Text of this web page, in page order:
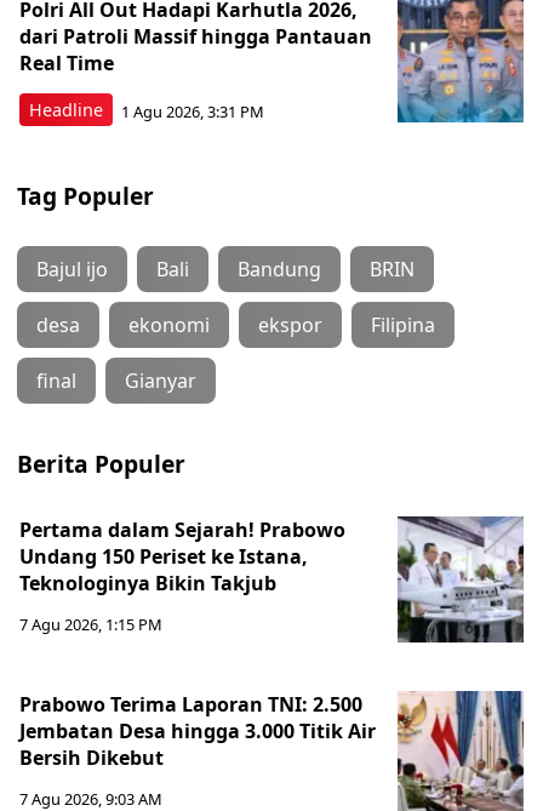
Headline
Polri All Out Hadapi Karhutla 2026,
dari Patroli Massif hingga Pantauan
Real Time
1 Agu 2026, 3:31 PM
Tag Populer
Bajul ijo Bali Bandung BRIN
desa ekonomi ekspor Filipina
final Gianyar
Berita Populer
Pertama dalam Sejarah! Prabowo
Undang 150 Periset ke Istana,
Teknologinya Bikin Takjub
7 Agu 2026, 1:15 PM
Prabowo Terima Laporan TNI: 2.500
Jembatan Desa hingga 3.000 Titik Air
Bersih Dikebut
7 Agu 2026, 9:03 AM